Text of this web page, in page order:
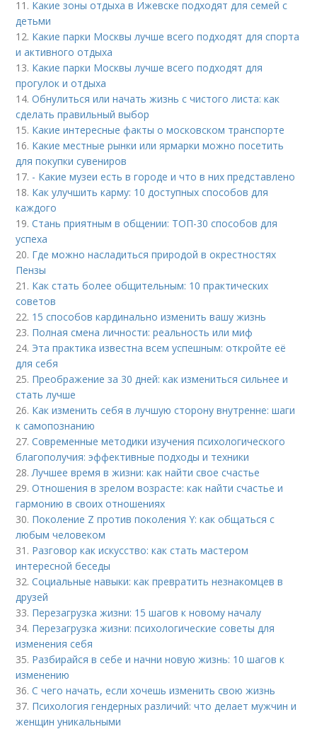
11. Какие зоны отдыха в Ижевске подходят для семей с
детьми
12. Какие парки Москвы лучше всего подходят для спорта
и активного отдыха
13. Какие парки Москвы лучше всего подходят для
прогулок и отдыха
14.Обнулиться или начать жизнь с чистого листа: как
сделать правильный выбор
15. Какие интересные факты о московском транспорте
16. Какие местные рынки или ярмарки можно посетить
для покупки сувениров
17. - Какие музеи есть в городе и что в них представлено
18. Как улучшить карму: 10 доступных способов для
каждого
19.Стань приятным в общении: ТОП-30 способов для
успеха
20. Где можно насладиться природой в окрестностях
Пензы
21. Как стать более общительным: 10 практических
советов
22. 15 способов кардинально изменить вашу жизнь
23. Полная смена личности: реальность или миф
24. Эта практика известна всем успешным: откройте её
для себя
25. Преображение за 30 дней: как измениться сильнее и
стать лучше
26. Как изменить себя в лучшую сторону внутренне: шаги
к самопознанию
27.Современные методики изучения психологического
благополучия: эффективные подходы и техники
28.Лучшее время в жизни: как найти свое счастье
29.Отношения в зрелом возрасте: как найти счастье и
гармонию в своих отношениях
30. Поколение Z против поколения Y: как общаться с
любым человеком
31. Разговор как искусство: как стать мастером
интересной беседы
32.Социальные навыки: как превратить незнакомцев в
друзей
33. Перезагрузка жизни: 15 шагов к новому началу
34. Перезагрузка жизни: психологические советы для
изменения себя
35. Разбирайся в себе и начни новую жизнь: 10 шагов к
изменению
36.С чего начать, если хочешь изменить свою жизнь
37. Психология гендерных различий: что делает мужчин и
женщин уникальными